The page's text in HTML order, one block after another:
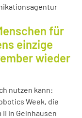
für
einzige
wieder
nutzen kann:
Week, die
in Gelnhausen